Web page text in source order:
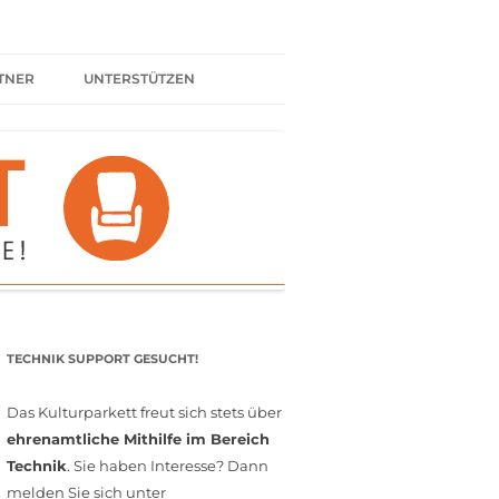
UNTERSTÜTZEN
SPENDEN
FÖRDERMITGLIED WERDEN
MITGLIEDSCHAFT
TECHNIK SUPPORT GESUCHT!
Das Kulturparkett freut sich stets über
ehrenamtliche Mithilfe im Bereich
Technik. Sie haben Interesse? Dann
melden Sie sich unter